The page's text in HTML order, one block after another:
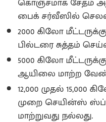
பைக் சர்வீஸில்
2000 கிலோ
பில்டரை சுத்தம்
5000 கிலோ
ஆயிலை மாற்ற
12,000 முதல் 15,000
முறை செயின்ஸ்
மாற்றுவது நல்லது.